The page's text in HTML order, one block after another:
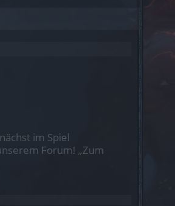
im Spiel
Forum! „Zum